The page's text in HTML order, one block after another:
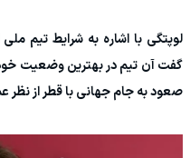
گفت آن تیم در بهترین وضعیت خود
صعود به جام جهانی با قطر از نظر